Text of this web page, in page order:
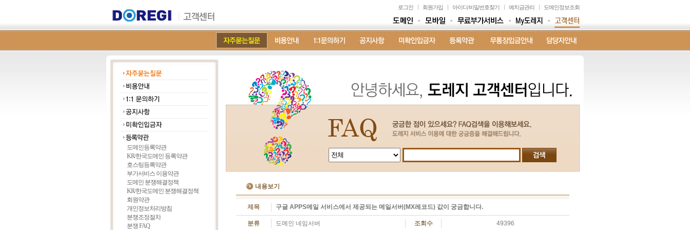
로그인 회원가입 아이디/비밀번호찾기 예치금관리 도메인정보조회
도메인등록약관
KR/한국도메인 등록약관
호스팅등록약관
부가서비스 이용약관
도메인 분쟁해결정책
KR/한국도메인 분쟁해결정책
회원약관
개인정보처리방침
분쟁조정절차
분쟁 FAQ
내용보기
제목 구글 APPS메일 서비스에서 제공되는 메일서버(MX레코드) 값이 궁금합니다.
분류 도메인 네임서버 조회수 49396